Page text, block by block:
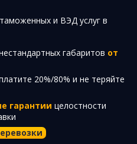
и ВЭД услуг в
габаритов от
20%/80% и не теряйте
гарантии целостности